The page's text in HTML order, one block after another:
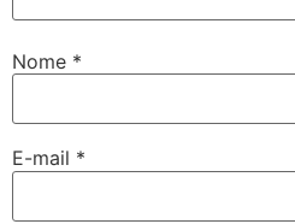
Nome *
E-mail *